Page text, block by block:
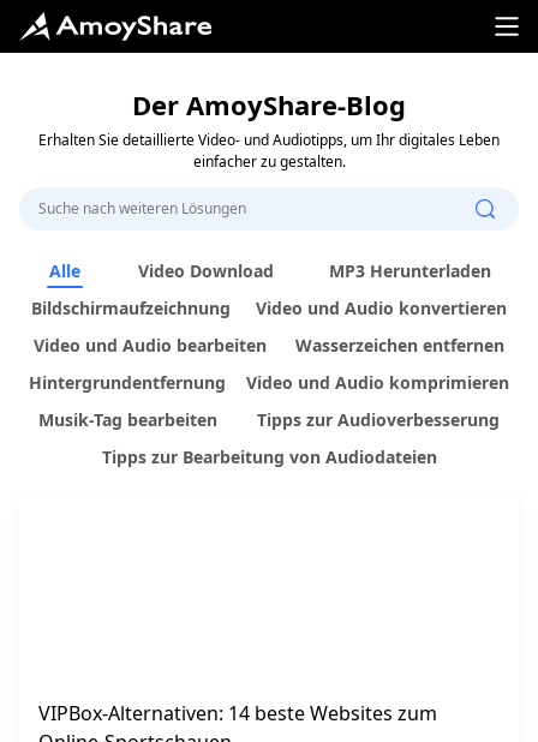
Der AmoyShare-Blog
Erhalten Sie detaillierte Video- und Audiotipps, um Ihr digitales Leben
einfacher zu gestalten.
Alle Video Download
MP3 Herunterladen
Bildschirmaufzeichnung
Video und Audio konvertieren
Video und Audio bearbeiten
Wasserzeichen entfernen
Hintergrundentfernung
Video und Audio komprimieren
Musik-Tag bearbeiten
Tipps zur Audioverbesserung
Tipps zur Bearbeitung von Audiodateien
VIPBox-Alternativen: 14 beste Websites zum